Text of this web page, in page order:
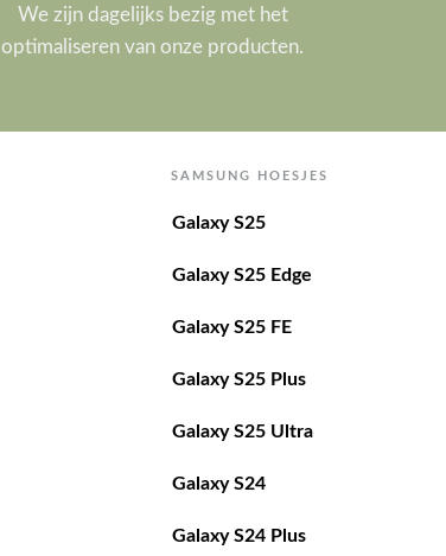
We zijn dagelijks bezig met het
optimaliseren van onze producten.
SAMSUNG HOESJES
Galaxy S25
Galaxy S25 Edge
Galaxy S25 FE
Galaxy S25 Plus
Galaxy S25 Ultra
Galaxy S24
Galaxy S24 Plus